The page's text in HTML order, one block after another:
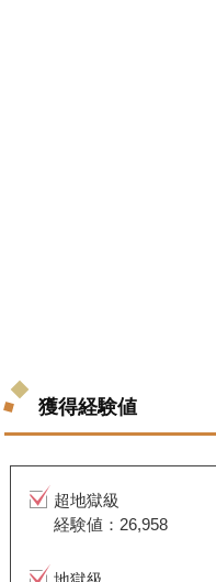
獲得経験値
超地獄級
経験値：26,958